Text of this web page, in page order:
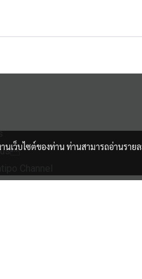
us
เว็บไซต์ของท่าน ท่านสามารถอ่านรายล